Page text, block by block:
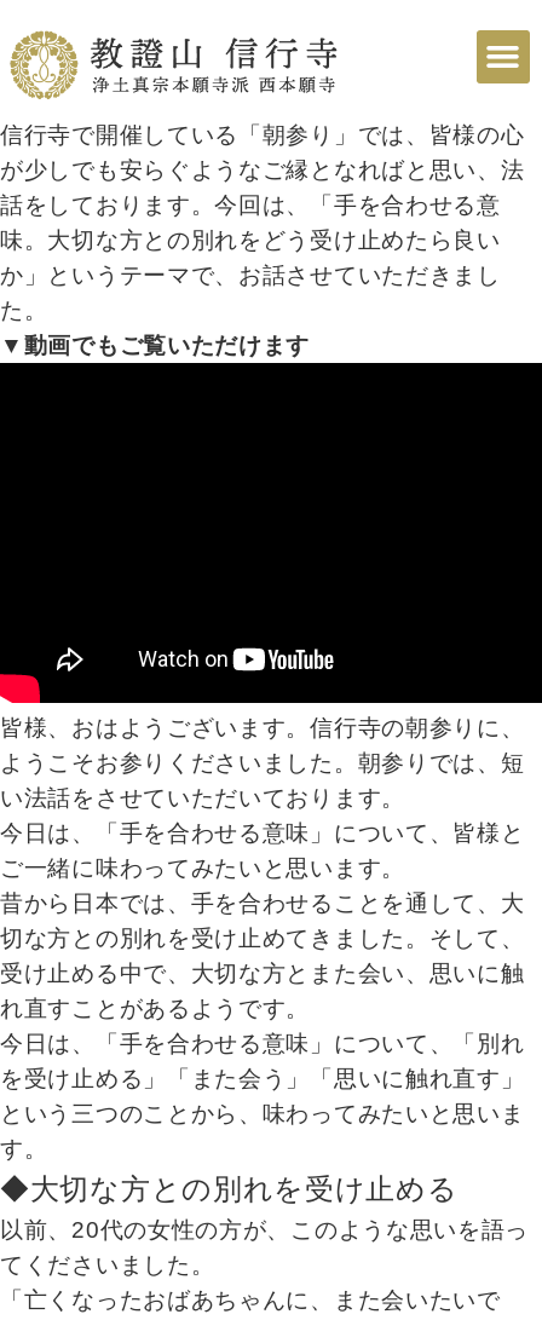
信行寺で開催している「朝参り」では、皆様の心
が少しでも安らぐようなご縁となればと思い、法
話をしております。今回は、「手を合わせる意
味。大切な方との別れをどう受け止めたら良い
か」というテーマで、お話させていただきまし
た。
▼動画でもご覧いただけます
皆様、おはようございます。信行寺の朝参りに、
ようこそお参りくださいました。朝参りでは、短
い法話をさせていただいております。
今日は、「手を合わせる意味」について、皆様と
ご一緒に味わってみたいと思います。
昔から日本では、手を合わせることを通して、大
切な方との別れを受け止めてきました。そして、
受け止める中で、大切な方とまた会い、思いに触
れ直すことがあるようです。
今日は、「手を合わせる意味」について、「別れ
を受け止める」「また会う」「思いに触れ直す」
という三つのことから、味わってみたいと思いま
す。
◆大切な方との別れを受け止める
以前、20代の女性の方が、このような思いを語っ
てくださいました。
「亡くなったおばあちゃんに、また会いたいで